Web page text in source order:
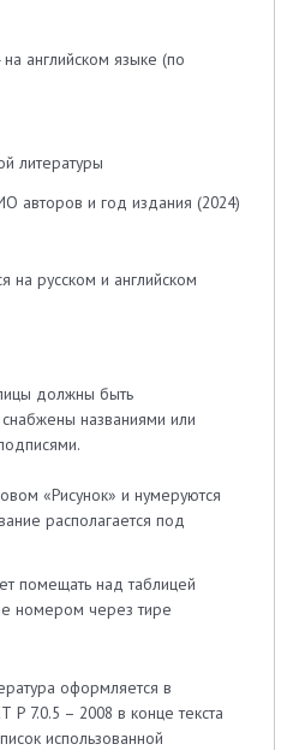
на английском языке (по
литературы
авторов и год издания (2024)
на русском и английском
должны быть
названиями или
«Рисунок» и нумеруются
располагается под
помещать над таблицей
номером через тире
оформляется в
Р 7.0.5 – 2008 в конце текста
использованной